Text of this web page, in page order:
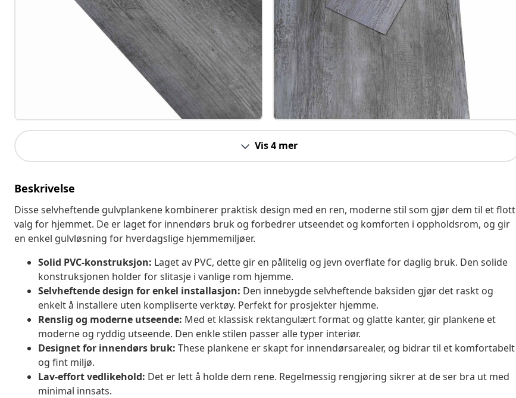
Vis 4 mer
Beskrivelse
Disse selvheftende gulvplankene kombinerer praktisk design med en ren, moderne stil som gjør dem til et flott
valg for hjemmet. De er laget for innendørs bruk og forbedrer utseendet og komforten i oppholdsrom, og gir
en enkel gulvløsning for hverdagslige hjemmemiljøer.
Solid PVC-konstruksjon: Laget av PVC, dette gir en pålitelig og jevn overflate for daglig bruk. Den solide
konstruksjonen holder for slitasje i vanlige rom hjemme.
Selvheftende design for enkel installasjon: Den innebygde selvheftende baksiden gjør det raskt og
enkelt å installere uten kompliserte verktøy. Perfekt for prosjekter hjemme.
Renslig og moderne utseende: Med et klassisk rektangulært format og glatte kanter, gir plankene et
moderne og ryddig utseende. Den enkle stilen passer alle typer interiør.
Designet for innendørs bruk: These plankene er skapt for innendørsarealer, og bidrar til et komfortabelt
og fint miljø.
Lav-effort vedlikehold: Det er lett å holde dem rene. Regelmessig rengjøring sikrer at de ser bra ut med
minimal innsats.